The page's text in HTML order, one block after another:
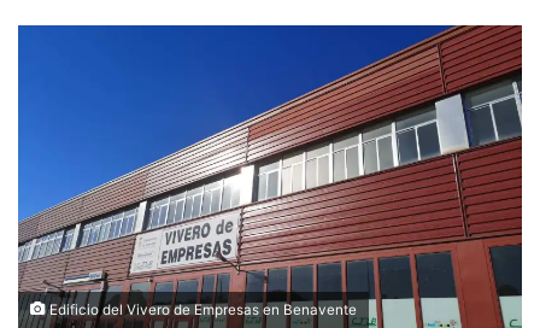
Edificio del Vivero de Empresas en Benavente